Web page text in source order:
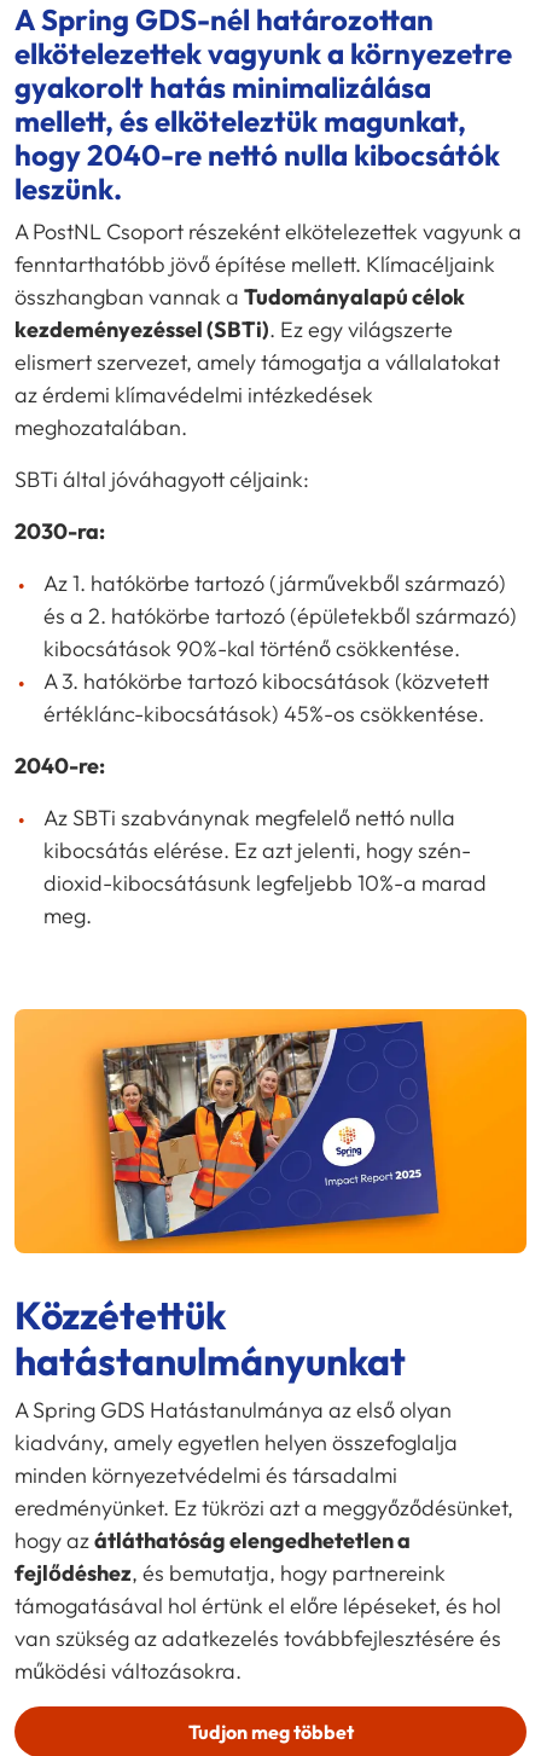
A Spring GDS-nél határozottan
elkötelezettek vagyunk a környezetre
gyakorolt hatás minimalizálása
mellett, és elköteleztük magunkat,
hogy 2040-re nettó nulla kibocsátók
leszünk.
A PostNL Csoport részeként elkötelezettek vagyunk a
fenntarthatóbb jövő építése mellett. Klímacéljaink
összhangban vannak a Tudományalapú célok
kezdeményezéssel (SBTi). Ez egy világszerte
elismert szervezet, amely támogatja a vállalatokat
az érdemi klímavédelmi intézkedések
meghozatalában.
SBTi által jóváhagyott céljaink:
2030-ra:
Az 1. hatókörbe tartozó (járművekből származó)
és a 2. hatókörbe tartozó (épületekből származó)
kibocsátások 90%-kal történő csökkentése.
A 3. hatókörbe tartozó kibocsátások (közvetett
értéklánc-kibocsátások) 45%-os csökkentése.
2040-re:
Az SBTi szabványnak megfelelő nettó nulla
kibocsátás elérése. Ez azt jelenti, hogy szén-
dioxid-kibocsátásunk legfeljebb 10%-a marad
meg.
Közzétettük
hatástanulmányunkat
A Spring GDS Hatástanulmánya az első olyan
kiadvány, amely egyetlen helyen összefoglalja
minden környezetvédelmi és társadalmi
eredményünket. Ez tükrözi azt a meggyőződésünket,
hogy azátláthatóság elengedhetetlen a
fejlődéshez, és bemutatja, hogy partnereink
támogatásával hol értünk el előre lépéseket, és hol
van szükség az adatkezelés továbbfejlesztésére és
működési változásokra.
Tudjon meg többet